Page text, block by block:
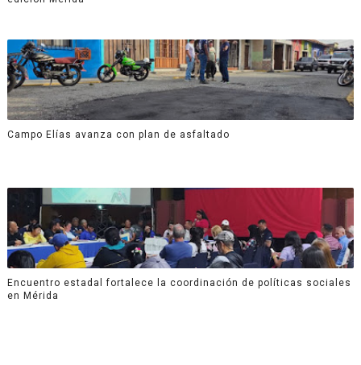
Campo Elías avanza con plan de asfaltado
Encuentro estadal fortalece la coordinación de políticas sociales
en Mérida